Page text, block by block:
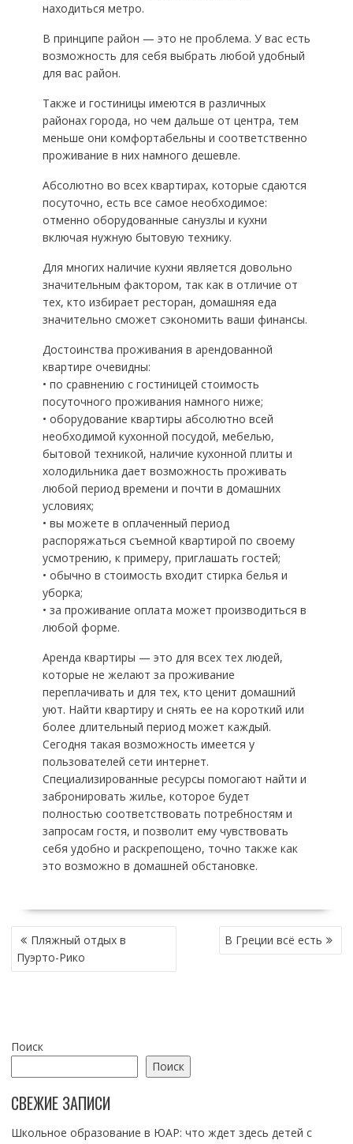
находиться метро.
В принципе район — это не проблема. У вас есть
возможность для себя выбрать любой удобный
для вас район.
Также и гостиницы имеются в различных
районах города, но чем дальше от центра, тем
меньше они комфортабельны и соответственно
проживание в них намного дешевле.
Абсолютно во всех квартирах, которые сдаются
посуточно, есть все самое необходимое:
отменно оборудованные санузлы и кухни
включая нужную бытовую технику.
Для многих наличие кухни является довольно
значительным фактором, так как в отличие от
тех, кто избирает ресторан, домашняя еда
значительно сможет сэкономить ваши финансы.
Достоинства проживания в арендованной
квартире очевидны:
• по сравнению с гостиницей стоимость
посуточного проживания намного ниже;
• оборудование квартиры абсолютно всей
необходимой кухонной посудой, мебелью,
бытовой техникой, наличие кухонной плиты и
холодильника дает возможность проживать
любой период времени и почти в домашних
условиях;
• вы можете в оплаченный период
распоряжаться съемной квартирой по своему
усмотрению, к примеру, приглашать гостей;
• обычно в стоимость входит стирка белья и
уборка;
• за проживание оплата может производиться в
любой форме.
Аренда квартиры — это для всех тех людей,
которые не желают за проживание
переплачивать и для тех, кто ценит домашний
уют. Найти квартиру и снять ее на короткий или
более длительный период может каждый.
Сегодня такая возможность имеется у
пользователей сети интернет.
Специализированные ресурсы помогают найти и
забронировать жилье, которое будет
полностью соответствовать потребностям и
запросам гостя, и позволит ему чувствовать
себя удобно и раскрепощено, точно также как
это возможно в домашней обстановке.
НАВИГАЦИЯ
ПО
ЗАПИСЯМ
Пляжный отдых в
Пуэрто-Рико
В Греции всё есть
Поиск
Поиск
СВЕЖИЕ ЗАПИСИ
Школьное образование в ЮАР: что ждет здесь детей с